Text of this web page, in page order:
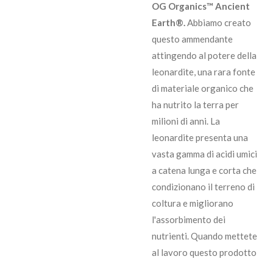
OG Organics™ Ancient
Earth®.Abbiamo creato
questo ammendante
attingendo al potere della
leonardite, una rara fonte
di materiale organico che
ha nutrito la terra per
milioni di anni. La
leonardite presenta una
vasta gamma di acidi umici
a catena lunga e corta che
condizionano il terreno di
coltura e migliorano
l'assorbimento dei
nutrienti. Quando mettete
al lavoro questo prodotto